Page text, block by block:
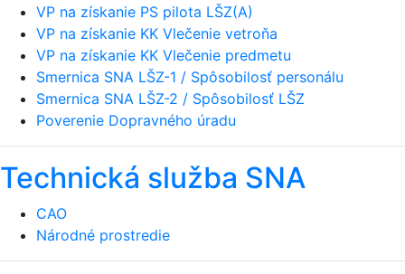
VP na získanie PS pilota LŠZ(A)
VP na získanie KK Vlečenie vetroňa
VP na získanie KK Vlečenie predmetu
Smernica SNA LŠZ-1 / Spôsobilosť personálu
Smernica SNA LŠZ-2 / Spôsobilosť LŠZ
Poverenie Dopravného úradu
Technická služba SNA
CAO
Národné prostredie